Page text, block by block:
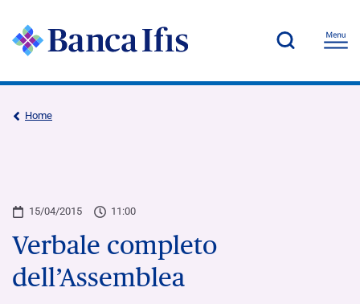
Home
15/04/2015 11:00
Verbale completo
dell’Assemblea